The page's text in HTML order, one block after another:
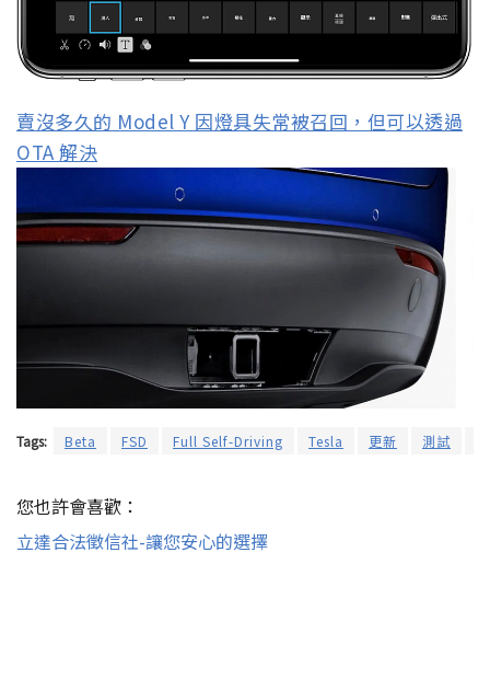
賣沒多久的 Model Y 因燈具失常被召回，但可以透過
OTA 解決
Tags: Beta FSD Full Self-Driving Tesla 更新 測試
您也許會喜歡：
立達合法徵信社-讓您安心的選擇